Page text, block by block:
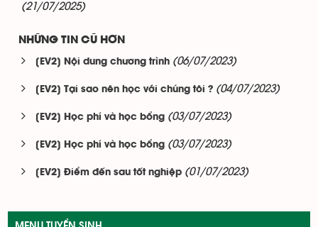
(21/07/2025)
NHỮNG TIN CŨ HƠN
[EV2] Nội dung chương trình (06/07/2023)
[EV2] Tại sao nên học với chúng tôi ? (04/07/2023)
[EV2] Học phí và học bổng (03/07/2023)
[EV2] Học phí và học bổng (03/07/2023)
[EV2] Điểm đến sau tốt nghiệp (01/07/2023)